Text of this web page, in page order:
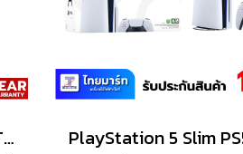
SONY Bravia 3 Google TV 43 นิ้ว 4K UHD LED รุ่น K-43S30 ปี 2024